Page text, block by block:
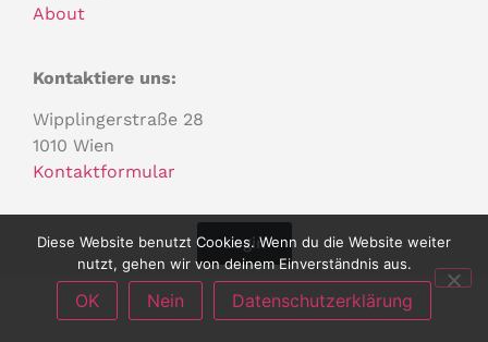
About
Kontaktiere uns:
Wipplingerstraße 28
1010 Wien
Kontaktformular
Login
Diese Website benutzt Cookies. Wenn du die Website weiter
nutzt, gehen wir von deinem Einverständnis aus.
OK Nein Datenschutzerklärung